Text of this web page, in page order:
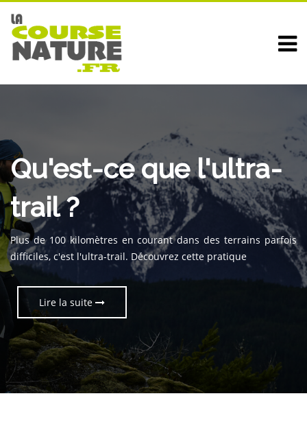
Choisir ses chaussures
de trail
Terrains différents, denivelé,... Pour pratiquer le trail, il faut
des chaussures adaptées. Suivez nos conseils pour vous
équiper
Lire la suite
Qu'est-ce que l'ultra-
trail ?
Plus de 100 kilomètres en courant dans des terrains parfois
difficiles, c'est l'ultra-trail. Découvrez cette pratique
Lire la suite
Tout savoir sur les
trails blancs
Pourquoi ne pas pimenter la pratique du trail avec un peu de
neige ?
Lire la suite